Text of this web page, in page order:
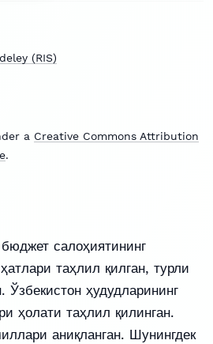
(RIS)
a Creative Commons Attribution
.
салоҳиятининг
таҳлил қилган, турли
Ўзбекистон ҳудудларининг
ҳолати таҳлил қилинган.
аниқланган. Шунингдек